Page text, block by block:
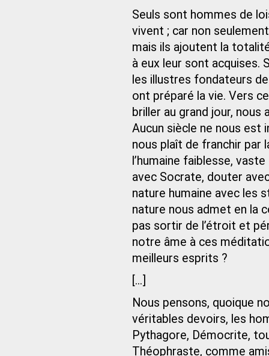
Seuls sont hommes de
vivent ; car non
mais ils ajoutent la
à eux leur sont acquises.
les illustres fondateurs
ont préparé la vie. Vers
briller au grand jour, nous
Aucun siècle ne nous est
nous plaît de franchir par
l’humaine faiblesse,
avec Socrate, douter
nature humaine avec les
nature nous admet en la
pas sortir de l’étroit et
notre âme à ces
meilleurs esprits ?
[...]
Nous pensons, quoique
véritables devoirs, les
Pythagore, Démocrite,
Théophraste, comme